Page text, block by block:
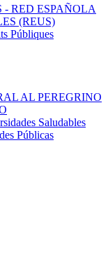
- RED ESPAÑOLA
(REUS)
Públiques
AL PEREGRINO
Saludables
Públicas